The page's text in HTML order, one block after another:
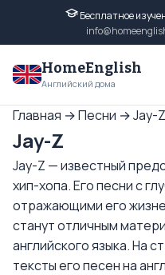
Бесплатное
HomeEnglish
Английский дома
Главная →Песни →Jay-Z
Jay-Z
Jay-Z — известный
хип-хопа. Его песни с
отражающими его
станут отличным
английского языка. На
тексты его песен на